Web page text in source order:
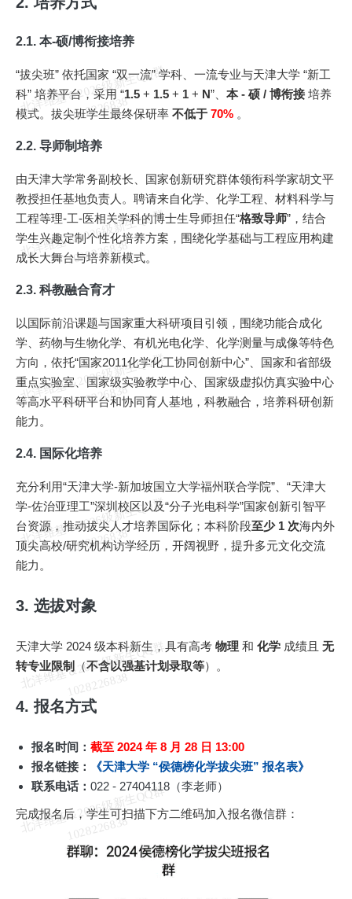
2.1. 本-硕/博衔接培养
“拔尖班” 依托国家 “双一流” 学科、一流专业与天津大学 “新工
科” 培养平台，采用 “1.5 + 1.5 + 1 + N”、 本 - 硕 / 博衔接 培养
模式。拔尖班学生最终保研率 不低于 70% 。
2.2. 导师制培养
由天津大学常务副校长、国家创新研究群体领衔科学家胡文平
教授担任基地负责人。聘请来自化学、化学工程、材料科学与
工程等理-工-医相关学科的博士生导师担任“格致导师”，结合
学生兴趣定制个性化培养方案，围绕化学基础与工程应用构建
成长大舞台与培养新模式。
2.3. 科教融合育才
以国际前沿课题与国家重大科研项目引领，围绕功能合成化
学、药物与生物化学、有机光电化学、化学测量与成像等特色
方向，依托“国家2011化学化工协同创新中心”、国家和省部级
重点实验室、国家级实验教学中心、国家级虚拟仿真实验中心
等高水平科研平台和协同育人基地，科教融合，培养科研创新
能力。
2.4. 国际化培养
充分利用“天津大学-新加坡国立大学福州联合学院”、“天津大
学-佐治亚理工”深圳校区以及“分子光电科学”国家创新引智平
台资源，推动拔尖人才培养国际化；本科阶段至少 1 次海内外
顶尖高校/研究机构访学经历，开阔视野，提升多元文化交流
能力。
3. 选拔对象
天津大学 2024 级本科新生，具有高考 物理 和 化学 成绩且 无
转专业限制
（不含以强基计划录取等）。
4. 报名方式
报名时间： 截至 2024 年 8 月 28 日 13:00
报名链接：
《天津大学 “侯德榜化学拔尖班” 报名表》
联系电话： 022 - 27404118（李老师）
完成报名后，学生可扫描下方二维码加入报名微信群：
北
洋
维
基
＆
2
0
2
6
级
新
生
Q
Q
群
1
0
2
8
2
2
6
8
3
8
北
洋
维
基
＆
2
0
2
6
级
新
生
Q
Q
群
1
0
2
8
2
2
6
8
3
8
北
洋
维
基
＆
2
0
2
6
级
新
生
Q
Q
群
1
0
2
8
2
2
6
8
3
8
北
洋
维
基
＆
2
0
2
6
级
新
生
Q
Q
群
1
0
2
8
2
2
6
8
3
8
北
洋
维
基
＆
2
0
2
6
级
新
生
Q
Q
群
1
0
2
8
2
2
6
8
3
8
北
洋
维
基
＆
2
0
2
6
级
新
生
Q
Q
群
1
0
2
8
2
2
6
8
3
8